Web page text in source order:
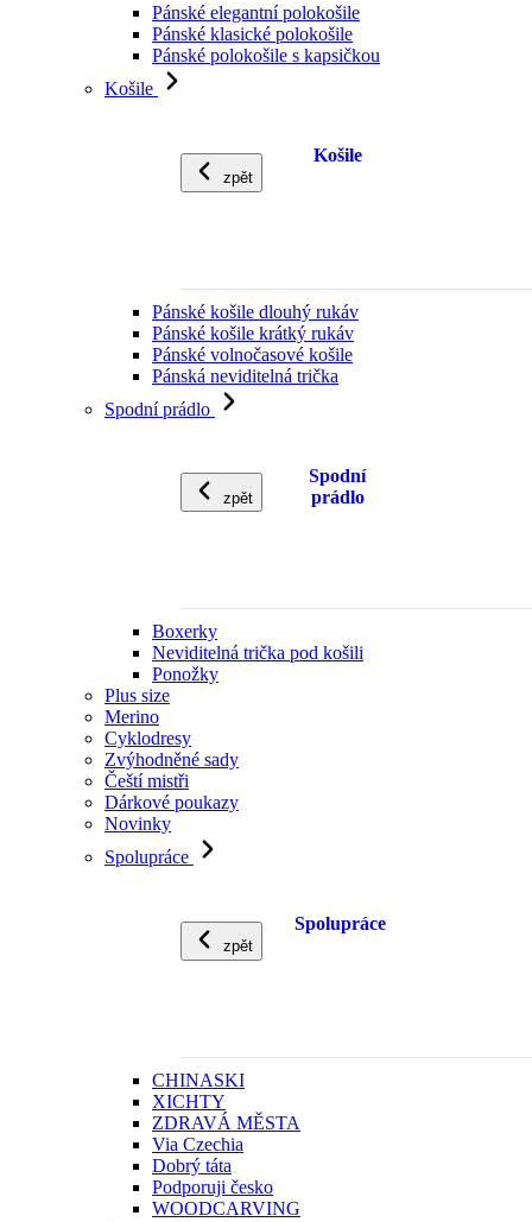
Pánské elegantní polokošile
Pánské klasické polokošile
Pánské polokošile s kapsičkou
Košile
zpět
Košile
Pánské košile dlouhý rukáv
Pánské košile krátký rukáv
Pánské volnočasové košile
Pánská neviditelná trička
Spodní prádlo
zpět
Spodní
prádlo
Boxerky
Neviditelná trička pod košili
Ponožky
Plus size
Merino
Cyklodresy
Zvýhodněné sady
Čeští mistři
Dárkové poukazy
Novinky
Spolupráce
zpět
Spolupráce
CHINASKI
XICHTY
ZDRAVÁ MĚSTA
Via Czechia
Dobrý táta
Podporuji česko
WOODCARVING